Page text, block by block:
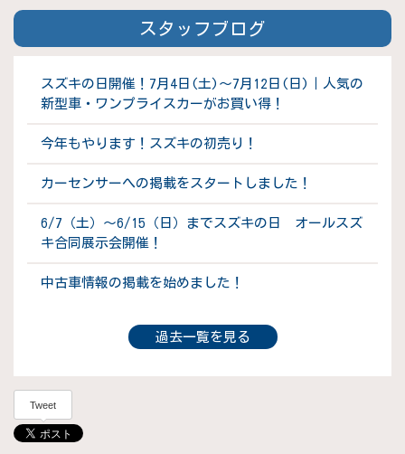
スタッフブログ
スズキの日開催！7月4日(土)～7月12日(日)｜人気の
新型車・ワンプライスカーがお買い得！
今年もやります！スズキの初売り！
カーセンサーへの掲載をスタートしました！
6/7（土）～6/15（日）までスズキの日 オールスズ
キ合同展示会開催！
中古車情報の掲載を始めました！
過去一覧を見る
Tweet